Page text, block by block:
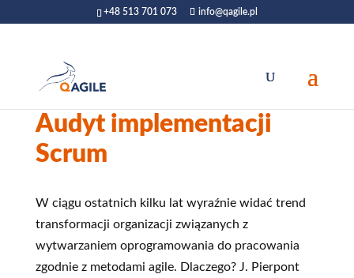
+48 513 701 073 info@qagile.pl
Audyt implementacji
Scrum
W ciągu ostatnich kilku lat wyraźnie widać trend
transformacji organizacji związanych z
wytwarzaniem oprogramowania do pracowania
zgodnie z metodami agile. Dlaczego? J. Pierpont